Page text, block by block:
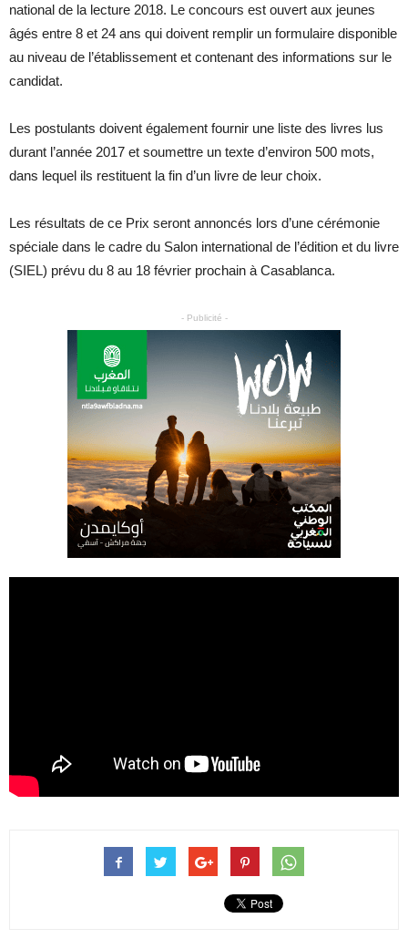
national de la lecture 2018. Le concours est ouvert aux jeunes
âgés entre 8 et 24 ans qui doivent remplir un formulaire disponible
au niveau de l’établissement et contenant des informations sur le
candidat.
Les postulants doivent également fournir une liste des livres lus
durant l’année 2017 et soumettre un texte d’environ 500 mots,
dans lequel ils restituent la fin d’un livre de leur choix.
Les résultats de ce Prix seront annoncés lors d’une cérémonie
spéciale dans le cadre du Salon international de l’édition et du livre
(SIEL) prévu du 8 au 18 février prochain à Casablanca.
- Publicité -